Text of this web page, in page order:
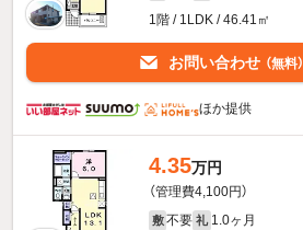
1階 / 1LDK / 46.41㎡
お問い合わせ （無料）
ほか提供
4.35万円
（管理費4,100円）
敷 不要 礼 1.0ヶ月